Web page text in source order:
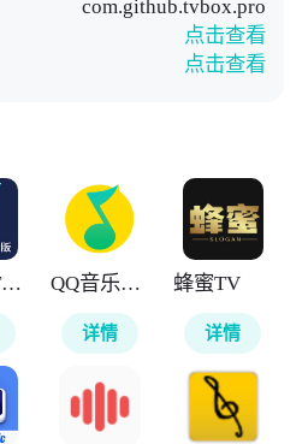
com.github.tvbox.pro
点击查看
点击查看
爱壹帆TV版 QQ音乐车机版
详情
蜂蜜TV
详情